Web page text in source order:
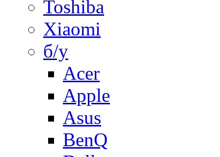
Toshiba
Xiaomi
б/у
Acer
Apple
Asus
BenQ